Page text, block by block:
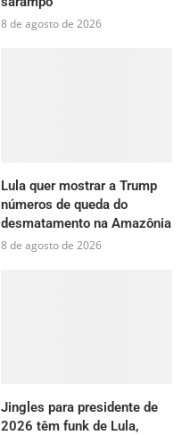
8 de agosto de 2026
Lula quer mostrar a Trump
números de queda do
desmatamento na Amazônia
8 de agosto de 2026
Jingles para presidente de
2026 têm funk de Lula,